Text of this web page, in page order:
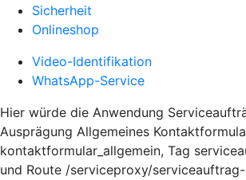
Sicherheit
Onlineshop
Video-Identifikation
WhatsApp-Service
Hier würde die Anwendung
Ausprägung Allgemeines
kontaktformular_allgemein, Tag
und Route /serviceproxy/